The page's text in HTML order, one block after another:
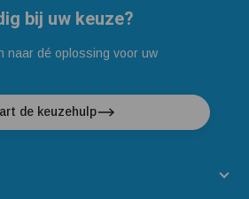
bij uw keuze?
naar dé oplossing voor uw
de keuzehulp